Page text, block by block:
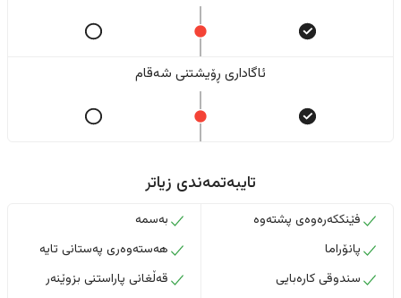
ئاگاداری ڕۆیشتنی شەقام
تایبەتمەندی زیاتر
فێنککەرەوەی پشتەوە
پانۆراما
سندوقی کارەبایی
بەسمە
هەستەوەری پەستانی تایە
قەڵغانی پاراستنی بزوێنەر